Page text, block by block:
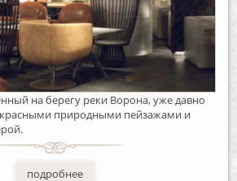
на берегу реки Ворона, уже давно
природными пейзажами и
подробнее